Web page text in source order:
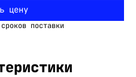
цену
поставки